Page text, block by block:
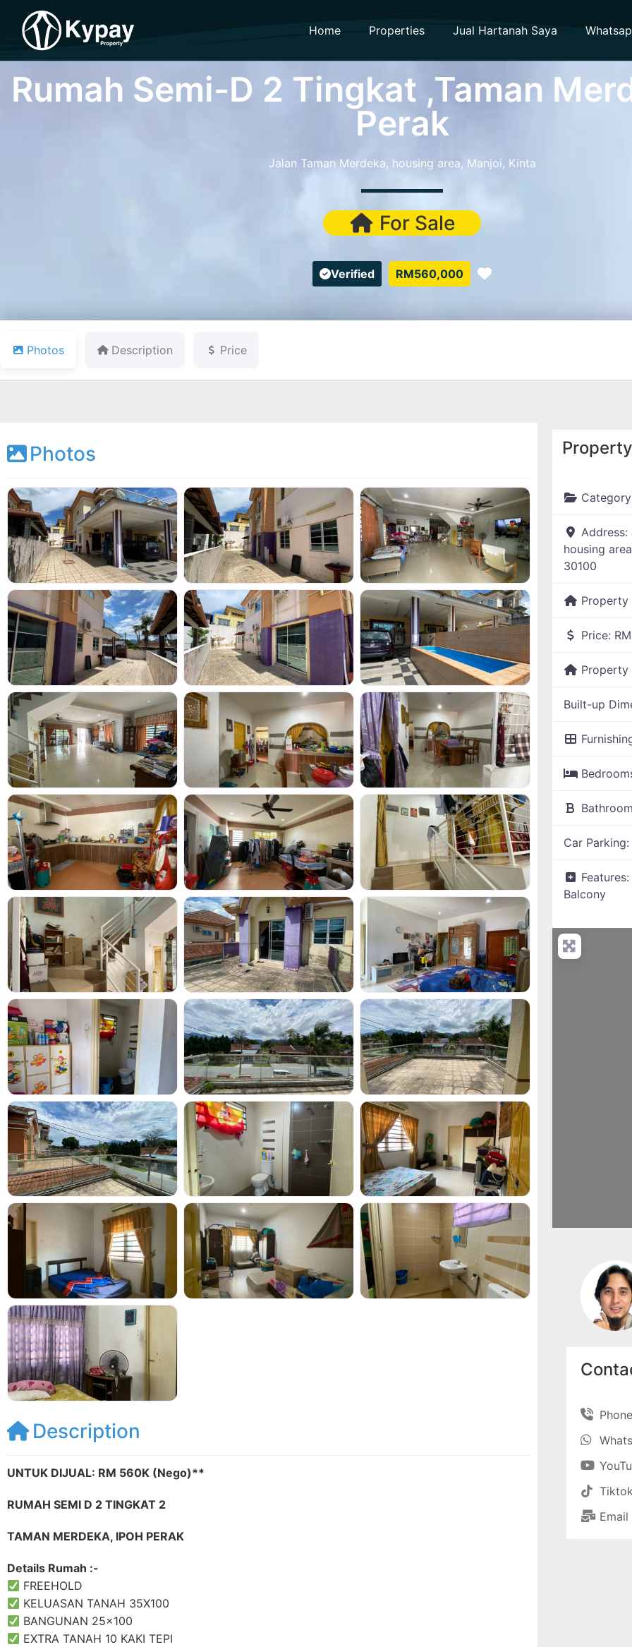
Home Properties Jual Hartanah Saya
Rumah Semi-D 2 Tingkat ,Taman
Perak
Jalan Taman Merdeka, housing area, Manjoi, Kinta
For Sale
Verified RM560,000 Favorite
Photos Description Price
Photos
Description
UNTUK DIJUAL: RM 560K (Nego)**
RUMAH SEMI D 2 TINGKAT 2
TAMAN MERDEKA, IPOH PERAK
Details Rumah :-
FREEHOLD
KELUASAN TANAH 35X100
BANGUNAN 25×100
EXTRA TANAH 10 KAKI TEPI
Address:
housing
30100
Price:
Built-up
Car Parking:
Features:
Balcony
Email